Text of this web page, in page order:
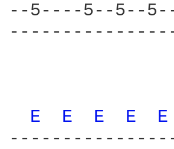
--5----5--5--
E
E E E E